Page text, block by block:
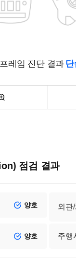
레임 진단 결과
점검 결과
양호 외관
양호 주행